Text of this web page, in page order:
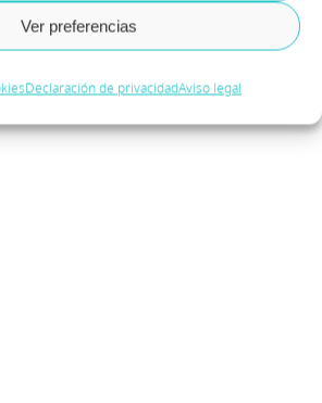
Ver preferencias
Declaración de privacidadAviso legal